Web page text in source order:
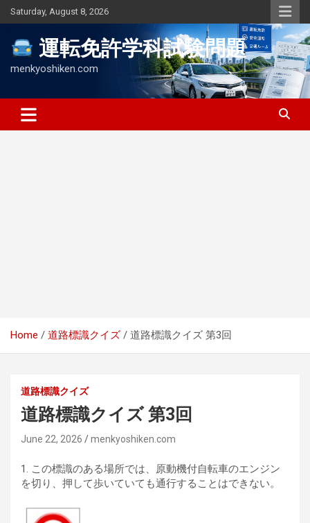
Skip
to
Saturday, August 8, 2026
運転免許学科試験問題
menkyoshiken.com
Home 道路標識クイズ 道路標識クイズ 第3回
道路標識クイズ
道路標識クイズ 第3回
June 22, 2026 menkyoshiken.com
1. この標識のある場所では、原動機付自転車のエンジン
を切り、押して歩いていても通行することはできない。